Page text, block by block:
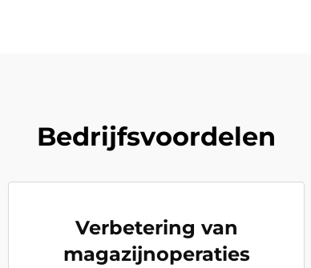
Bedrijfsvoordelen
Verbetering van
magazijnoperaties